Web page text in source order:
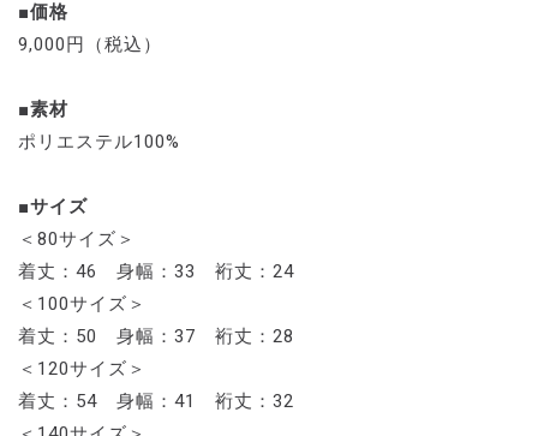
■価格
9,000円（税込）
■素材
ポリエステル100%
■サイズ
＜80サイズ＞
着丈：46 身幅：33 裄丈：24
＜100サイズ＞
着丈：50 身幅：37 裄丈：28
＜120サイズ＞
着丈：54 身幅：41 裄丈：32